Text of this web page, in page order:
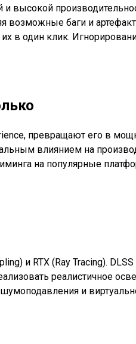
высокой
возможные баги и
в один клик.
превращают его в
влиянием на
на популярные
и RTX (Ray Tracing).
реалистичное
и